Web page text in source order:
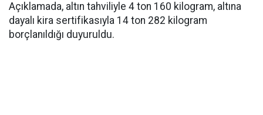
Açıklamada, altın tahviliyle 4 ton 160 kilogram, altına
dayalı kira sertifikasıyla 14 ton 282 kilogram
borçlanıldığı duyuruldu.